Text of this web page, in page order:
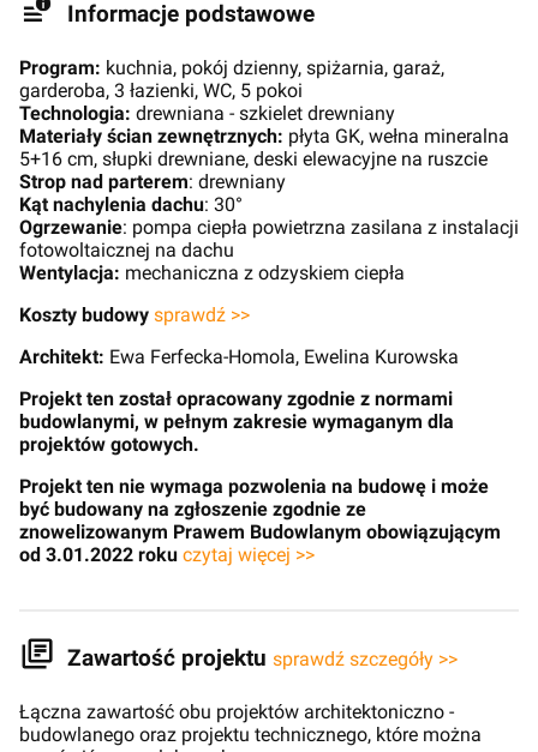
Informacje podstawowe
Program: kuchnia, pokój dzienny, spiżarnia, garaż,
garderoba, 3 łazienki, WC, 5 pokoi
Technologia: drewniana - szkielet drewniany
Materiały ścian zewnętrznych: płyta GK, wełna mineralna
5+16 cm, słupki drewniane, deski elewacyjne na ruszcie
Strop nad parterem: drewniany
Kąt nachylenia dachu: 30°
Ogrzewanie: pompa ciepła powietrzna zasilana z instalacji
fotowoltaicznej na dachu
Wentylacja: mechaniczna z odzyskiem ciepła
Koszty budowy sprawdź >>
Architekt: Ewa Ferfecka-Homola, Ewelina Kurowska
Projekt ten został opracowany zgodnie z normami
budowlanymi, w pełnym zakresie wymaganym dla
projektów gotowych.
Projekt ten nie wymaga pozwolenia na budowę i może
być budowany na zgłoszenie zgodnie ze
znowelizowanym Prawem Budowlanym obowiązującym
od 3.01.2022 roku czytaj więcej >>
Zawartość projektu sprawdź szczegóły >>
Łączna zawartość obu projektów architektoniczno -
budowlanego oraz projektu technicznego, które można